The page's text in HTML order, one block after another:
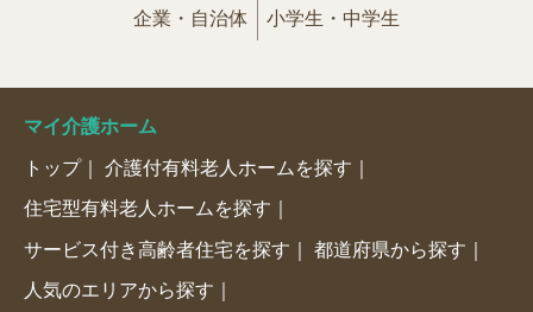
企業・自治体 小学生・中学生
マイ介護ホーム
トップ 介護付有料老人ホームを探す
住宅型有料老人ホームを探す
サービス付き高齢者住宅を探す 都道府県から探す
人気のエリアから探す